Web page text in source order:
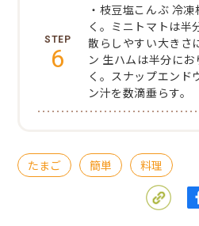
6
・枝豆塩こんぶ 冷凍
く。ミニトマトは半
散らしやすい大きさ
ン 生ハムは半分に
く。スナップエンド
ン汁を数滴垂らす。
たまご 簡単 料理